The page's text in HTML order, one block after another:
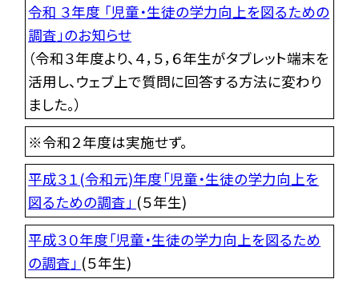
令和 ３年度 「児童・生徒の学力向上を図るための
調査」のお知らせ
（令和３年度より、４，５，６年生がタブレット端末を
活用し、ウェブ上で質問に回答する方法に変わり
ました。）
※令和２年度は実施せず。
平成３１(令和元)年度「児童・生徒の学力向上を
図るための調査」 (５年生)
平成３０年度「児童・生徒の学力向上を図るため
の調査」 (５年生)